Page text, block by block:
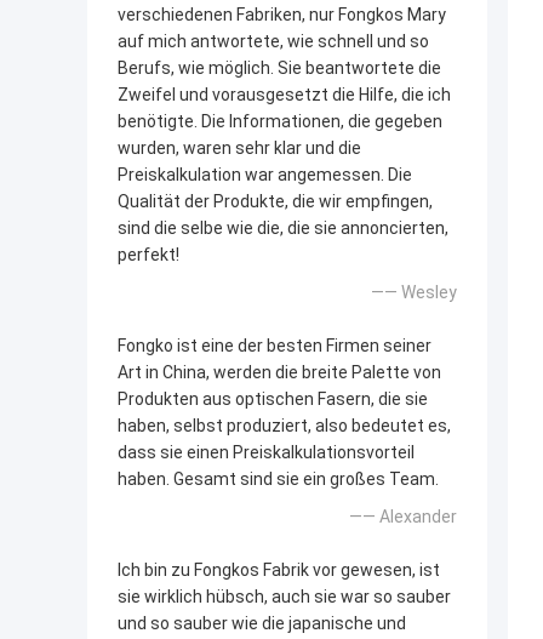
verschiedenen Fabriken, nur Fongkos Mary
auf mich antwortete, wie schnell und so
Berufs, wie möglich. Sie beantwortete die
Zweifel und vorausgesetzt die Hilfe, die ich
benötigte. Die Informationen, die gegeben
wurden, waren sehr klar und die
Preiskalkulation war angemessen. Die
Qualität der Produkte, die wir empfingen,
sind die selbe wie die, die sie annoncierten,
perfekt!
—— Wesley
Fongko ist eine der besten Firmen seiner
Art in China, werden die breite Palette von
Produkten aus optischen Fasern, die sie
haben, selbst produziert, also bedeutet es,
dass sie einen Preiskalkulationsvorteil
haben. Gesamt sind sie ein großes Team.
—— Alexander
Ich bin zu Fongkos Fabrik vor gewesen, ist
sie wirklich hübsch, auch sie war so sauber
und so sauber wie die japanische und